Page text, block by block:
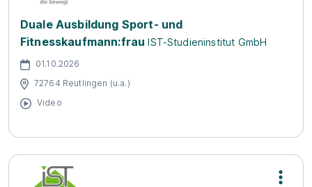
Duale Ausbildung Sport- und
Fitnesskaufmann:frau IST-Studieninstitut GmbH
01.10.2026
72764 Reutlingen (u.a.)
Video